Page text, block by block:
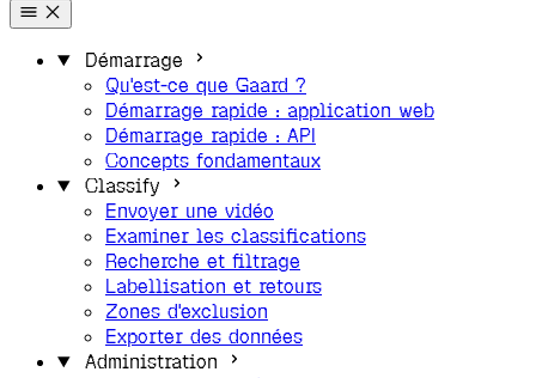
Démarrage
Qu'est-ce que Gaard ?
Démarrage rapide : application web
Démarrage rapide : API
Concepts fondamentaux
Classify
Envoyer une vidéo
Examiner les classifications
Recherche et filtrage
Labellisation et retours
Zones d'exclusion
Exporter des données
Administration